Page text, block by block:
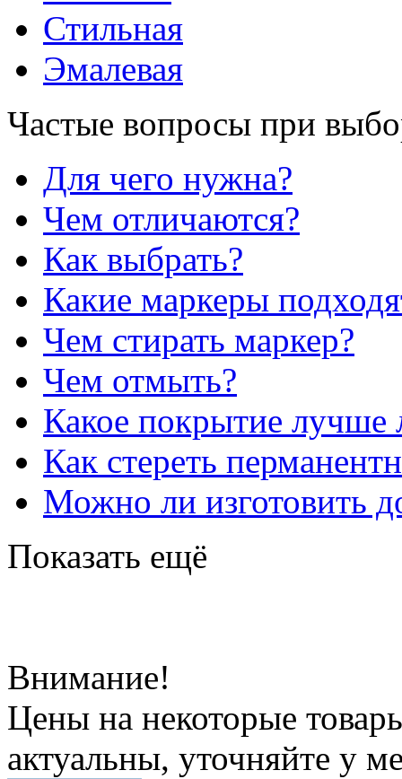
Стильная
Эмалевая
Частые вопросы при
Для чего нужна?
Чем отличаются?
Как выбрать?
Какие маркеры
Чем стирать маркер?
Чем отмыть?
Какое покрытие лучше
Как стереть
Можно ли изготовить
Показать ещё
Внимание!
Цены на некоторые
актуальны, уточняйте у